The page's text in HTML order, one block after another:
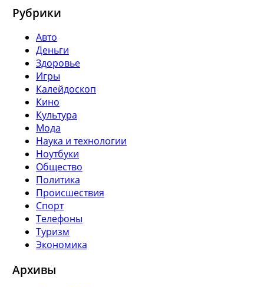
Рубрики
Авто
Деньги
Здоровье
Игры
Калейдоскоп
Кино
Культура
Мода
Наука и технологии
Ноутбуки
Общество
Политика
Происшествия
Спорт
Телефоны
Туризм
Экономика
Архивы